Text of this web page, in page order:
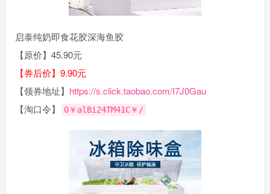
启泰纯奶即食花胶深海鱼胶
【原价】45.90元
【券后价】9.90元
【领券地址】 https://s.click.taobao.com/I7J0Gau
【淘口令】
0￥alBi24TM41C￥/